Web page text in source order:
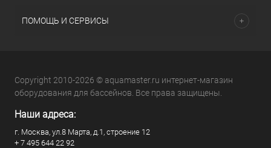
ПОМОЩЬ И СЕРВИСЫ
Copyright 2010-2026 © aquamaster.ru интернет-магазин
оборудования для бассейнов. Все права защищены.
Наши адреса:
г. Москва, ул.8 Марта, д.1, строение 12
+ 7 495 644 22 92